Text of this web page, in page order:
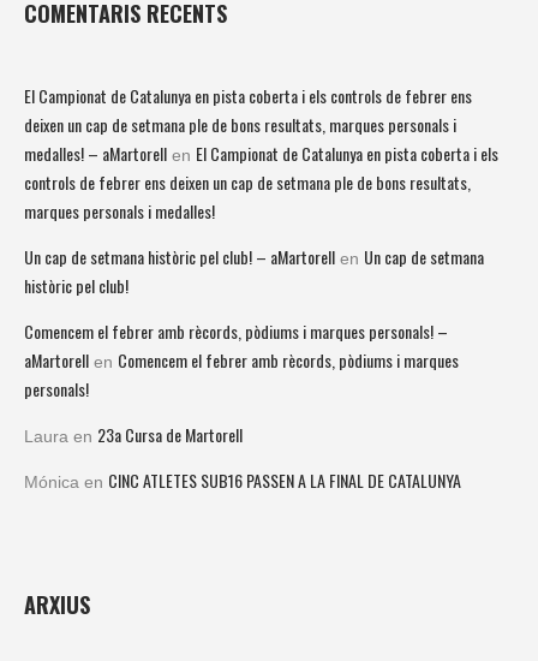
COMENTARIS RECENTS
El Campionat de Catalunya en pista coberta i els controls de febrer ens
deixen un cap de setmana ple de bons resultats, marques personals i
medalles! – aMartorell en El Campionat de Catalunya en pista coberta i els
controls de febrer ens deixen un cap de setmana ple de bons resultats,
marques personals i medalles!
Un cap de setmana històric pel club! – aMartorell en Un cap de setmana
històric pel club!
Comencem el febrer amb rècords, pòdiums i marques personals! –
aMartorell en Comencem el febrer amb rècords, pòdiums i marques
personals!
Laura en 23a Cursa de Martorell
Mónica en CINC ATLETES SUB16 PASSEN A LA FINAL DE CATALUNYA
ARXIUS